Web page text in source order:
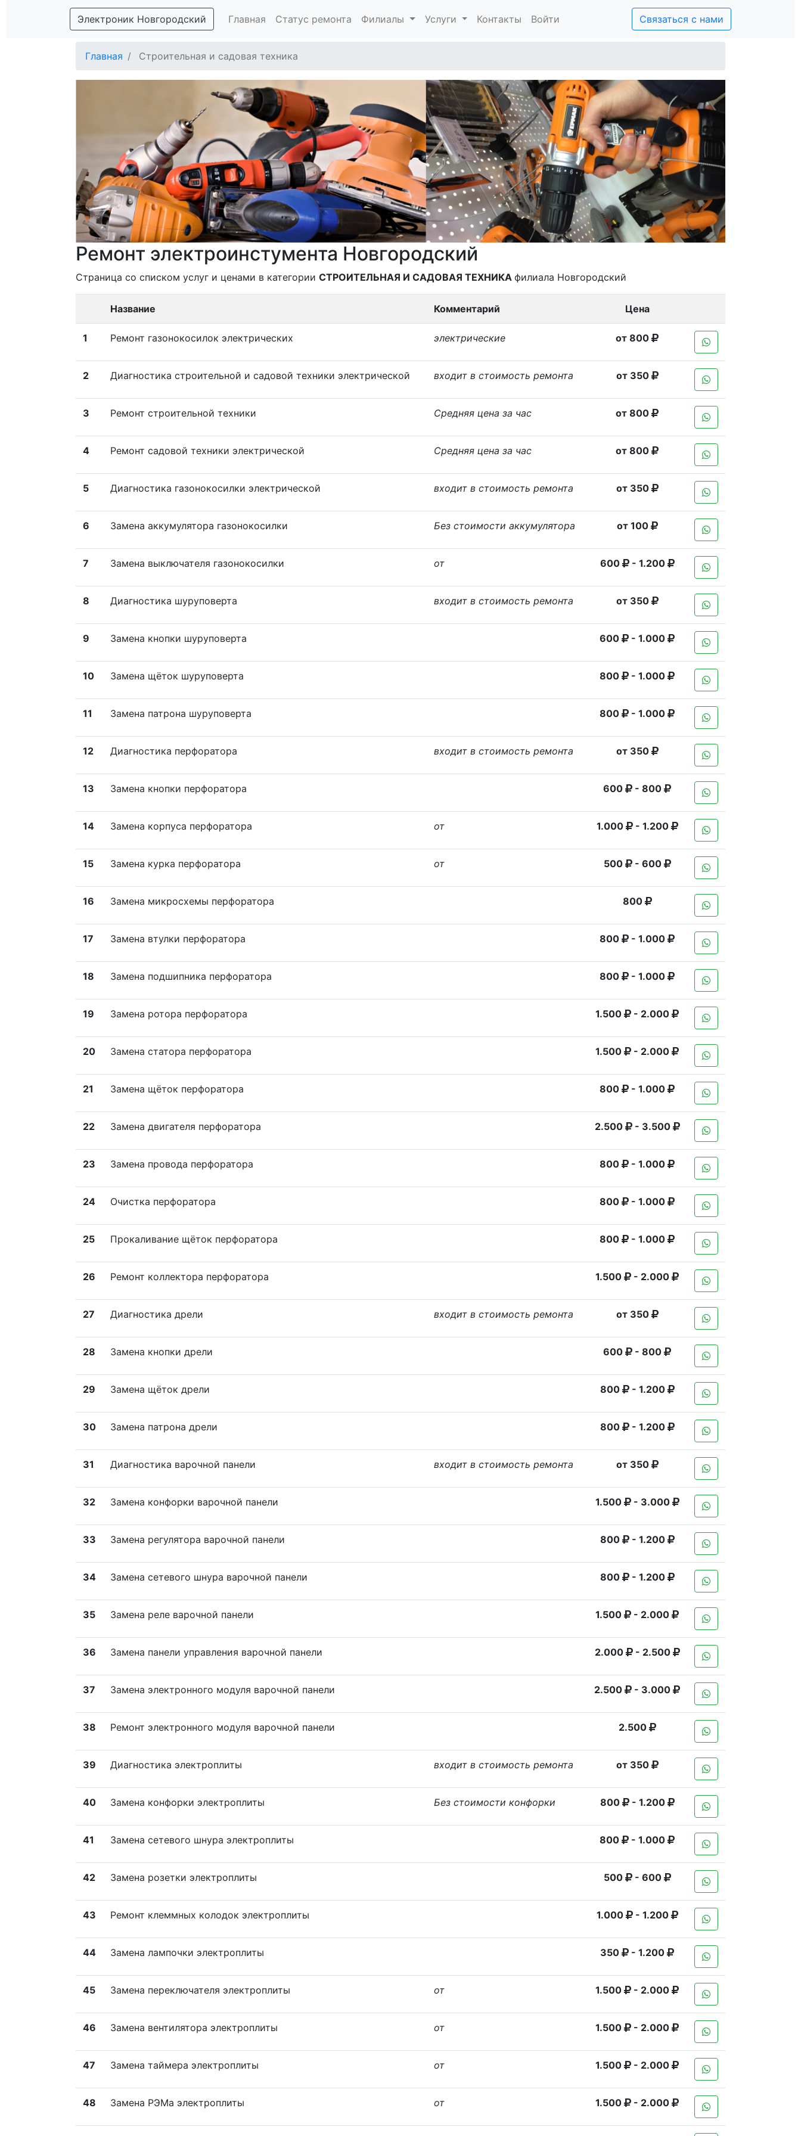
Электроник Новгородский Главная Статус ремонта Филиалы Услуги Контакты Войти Связаться с нами
Главная Строительная и садовая техника
Ремонт электроинстумента Новгородский
Страница со списком услуг и ценами в категории СТРОИТЕЛЬНАЯ И САДОВАЯ ТЕХНИКА филиала Новгородский
Название Комментарий Цена
1 Ремонт газонокосилок электрических электрические от 800
2 Диагностика строительной и садовой техники электрической входит в стоимость ремонта от 350
3 Ремонт строительной техники Средняя цена за час от 800
4 Ремонт садовой техники электрической Средняя цена за час от 800
5 Диагностика газонокосилки электрической входит в стоимость ремонта от 350
6 Замена аккумулятора газонокосилки Без стоимости аккумулятора от 100
7 Замена выключателя газонокосилки от 600 - 1.200
8 Диагностика шуруповерта входит в стоимость ремонта от 350
9 Замена кнопки шуруповерта 600 - 1.000
10 Замена щёток шуруповерта 800 - 1.000
11 Замена патрона шуруповерта 800 - 1.000
12 Диагностика перфоратора входит в стоимость ремонта от 350
13 Замена кнопки перфоратора 600 - 800
14 Замена корпуса перфоратора от 1.000 - 1.200
15 Замена курка перфоратора от 500 - 600
16 Замена микросхемы перфоратора 800
17 Замена втулки перфоратора 800 - 1.000
18 Замена подшипника перфоратора 800 - 1.000
19 Замена ротора перфоратора 1.500 - 2.000
20 Замена статора перфоратора 1.500 - 2.000
21 Замена щёток перфоратора 800 - 1.000
22 Замена двигателя перфоратора 2.500 - 3.500
23 Замена провода перфоратора 800 - 1.000
24 Очистка перфоратора 800 - 1.000
25 Прокаливание щёток перфоратора 800 - 1.000
26 Ремонт коллектора перфоратора 1.500 - 2.000
27 Диагностика дрели входит в стоимость ремонта от 350
28 Замена кнопки дрели 600 - 800
29 Замена щёток дрели 800 - 1.200
30 Замена патрона дрели 800 - 1.200
31 Диагностика варочной панели входит в стоимость ремонта от 350
32 Замена конфорки варочной панели 1.500 - 3.000
33 Замена регулятора варочной панели 800 - 1.200
34 Замена сетевого шнура варочной панели 800 - 1.200
35 Замена реле варочной панели 1.500 - 2.000
36 Замена панели управления варочной панели 2.000 - 2.500
37 Замена электронного модуля варочной панели 2.500 - 3.000
38 Ремонт электронного модуля варочной панели 2.500
39 Диагностика электроплиты входит в стоимость ремонта от 350
40 Замена конфорки электроплиты Без стоимости конфорки 800 - 1.200
41 Замена сетевого шнура электроплиты 800 - 1.000
42 Замена розетки электроплиты 500 - 600
43 Ремонт клеммных колодок электроплиты 1.000 - 1.200
44 Замена лампочки электроплиты 350 - 1.200
45 Замена переключателя электроплиты от 1.500 - 2.000
46 Замена вентилятора электроплиты от 1.500 - 2.000
47 Замена таймера электроплиты от 1.500 - 2.000
48 Замена РЭМа электроплиты от 1.500 - 2.000